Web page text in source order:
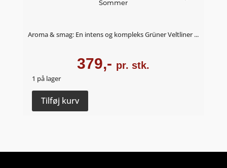
Sommer
Aroma & smag: En intens og kompleks Grüner Veltliner ...
379,- pr. stk.
1 på lager
Grüner
Veltliner
2020
Tilføj kurv